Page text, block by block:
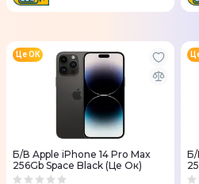
Б/В Apple iPhone 14 Pro Max
256Gb Space Black (Це Ок)
Це ОК
Б/